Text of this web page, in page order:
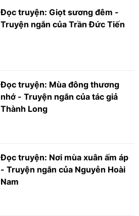
Đọc truyện: Giọt sương đêm -
Truyện ngắn của Trần Đức Tiến
Đọc truyện: Mùa đông thương
nhớ - Truyện ngắn của tác giả
Thành Long
Đọc truyện: Nơi mùa xuân ấm áp
- Truyện ngắn của Nguyễn Hoài
Nam